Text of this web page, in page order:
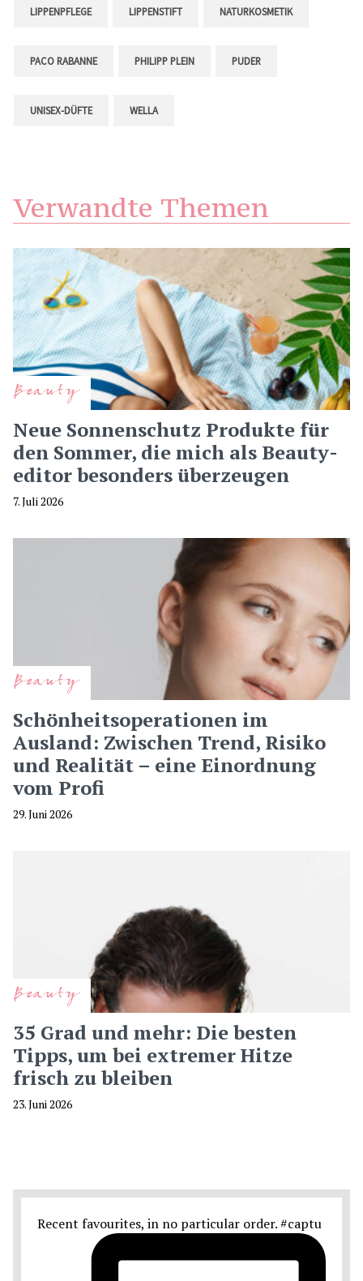
LIPPENPFLEGE LIPPENSTIFT NATURKOSMETIK
PACO RABANNE PHILIPP PLEIN PUDER
UNISEX-DÜFTE WELLA
Verwandte Themen
Beauty
Neue Sonnenschutz Produkte für
den Sommer, die mich als Beauty-
editor besonders überzeugen
7. Juli 2026
Beauty
Schönheitsoperationen im
Ausland: Zwischen Trend, Risiko
und Realität – eine Einordnung
vom Profi
29. Juni 2026
Beauty
35 Grad und mehr: Die besten
Tipps, um bei extremer Hitze
frisch zu bleiben
23. Juni 2026
Recent favourites, in no particular order. #captu